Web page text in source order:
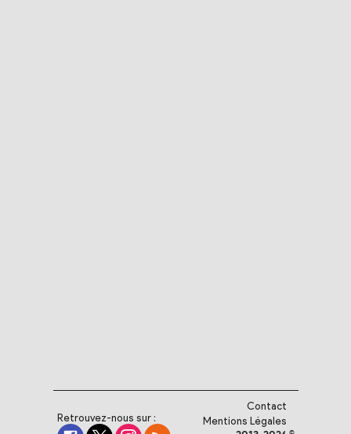
Retrouvez-nous sur :
Contact
Mentions Légales